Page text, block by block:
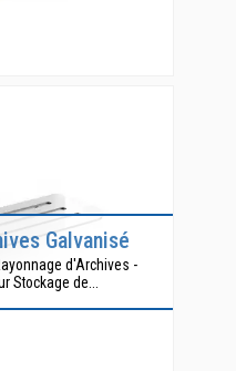
Galvanisé
d'Archives -
Stockage de...